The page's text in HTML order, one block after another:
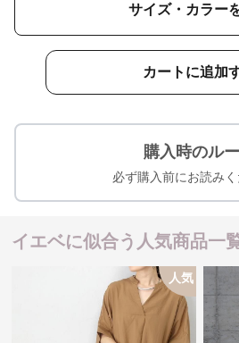
サイズ・カラー
カートに追加
購入時のル
必ず購入前にお読みく
イエベに似合う人気商品一
人気